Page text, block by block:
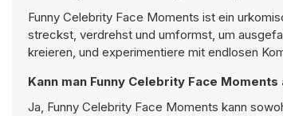
Funny Celebrity Face Moments ist ein
streckst, verdrehst und umformst, um
kreieren, und experimentiere mit endlosen
Kann man Funny Celebrity Face
Ja, Funny Celebrity Face Moments kann